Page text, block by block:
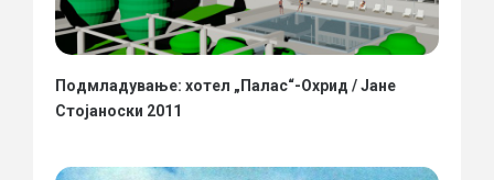
Подмладување: хотел „Палас“-Охрид / Јане
Стојаноски 2011